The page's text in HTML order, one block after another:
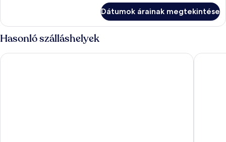
részletei
Dátumok árainak megtekintése
Hasonló szálláshelyek
The Splendor Hotel Taichung Park